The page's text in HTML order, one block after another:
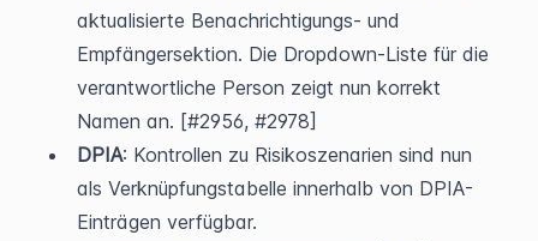
aktualisierte Benachrichtigungs- und
Empfängersektion. Die Dropdown-Liste für die
verantwortliche Person zeigt nun korrekt
Namen an. [#2956, #2978]
DPIA: Kontrollen zu Risikoszenarien sind nun
als Verknüpfungstabelle innerhalb von DPIA-
Einträgen verfügbar.